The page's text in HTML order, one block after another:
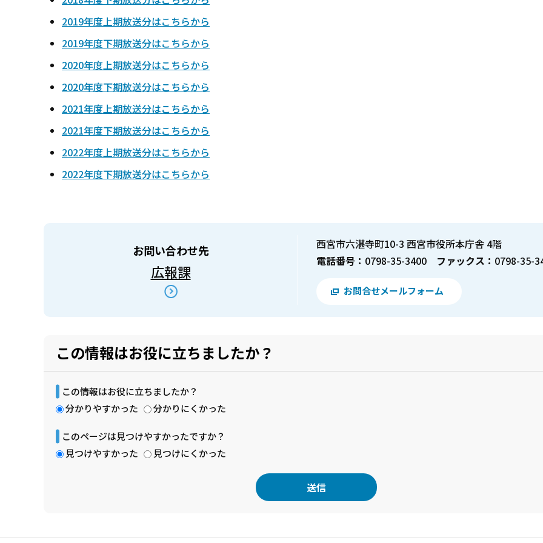
2019年度上期放送分はこちらから
2019年度下期放送分はこちらから
2020年度上期放送分はこちらから
2020年度下期放送分はこちらから
2021年度上期放送分はこちらから
2021年度下期放送分はこちらから
2022年度上期放送分はこちらから
2022年度下期放送分はこちらから
お問い合わせ先
広報課
西宮市六湛寺町10-3 西宮市役所本庁舎 4階
電話番号： 0798-35-3400 ファックス： 0798-35-
お問合せメールフォーム
この情報はお役に立ちましたか？
この情報はお役に立ちましたか？
分かりやすかった
分かりにくかった
このページは見つけやすかったですか？
見つけやすかった
見つけにくかった
文